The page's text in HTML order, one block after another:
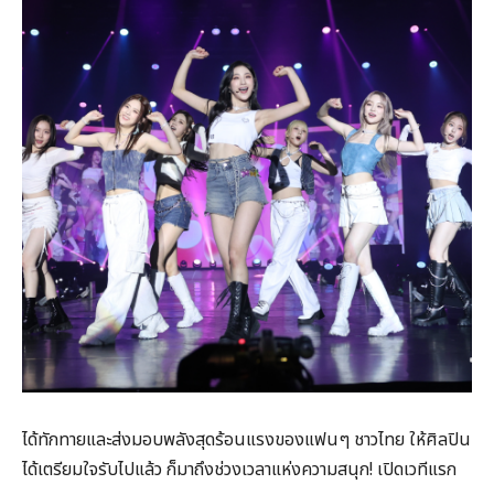
ได้ทักทายและส่งมอบพลังสุดร้อนแรงของแฟนๆ ชาวไทย ให้ศิลปิน
ได้เตรียมใจรับไปแล้ว ก็มาถึงช่วงเวลาแห่งความสนุก! เปิดเวทีแรก